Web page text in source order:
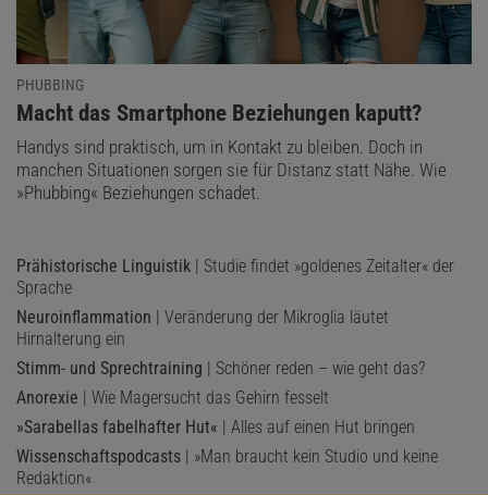
PHUBBING
:
Macht das Smartphone Beziehungen kaputt?
Handys sind praktisch, um in Kontakt zu bleiben. Doch in
manchen Situationen sorgen sie für Distanz statt Nähe. Wie
»Phubbing« Beziehungen schadet.
Prähistorische Linguistik | Studie findet »goldenes Zeitalter« der
Sprache
Neuroinflammation | Veränderung der Mikroglia läutet
Hirnalterung ein
Stimm- und Sprechtraining | Schöner reden – wie geht das?
Anorexie | Wie Magersucht das Gehirn fesselt
»Sarabellas fabelhafter Hut« | Alles auf einen Hut bringen
Wissenschaftspodcasts | »Man braucht kein Studio und keine
Redaktion«